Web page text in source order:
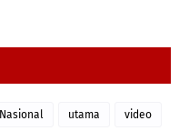
Nasional utama video